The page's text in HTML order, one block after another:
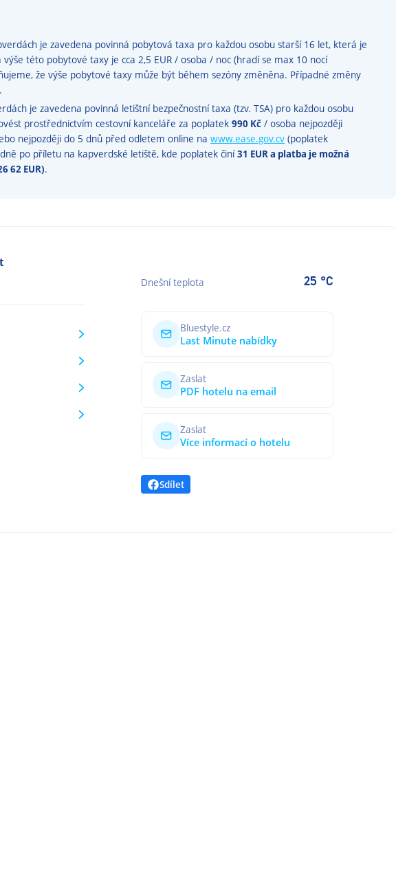
je zavedena povinná pobytová taxa pro každou osobu starší 16 let, která je
této pobytové taxy je cca 2,5 EUR / osoba / noc (hradí se max 10 nocí
že výše pobytové taxy může být během sezóny změněna. Případné změny
.
je zavedena povinná letištní bezpečnostní taxa (tzv. TSA) pro každou osobu
prostřednictvím cestovní kanceláře za poplatek 990 Kč / osoba nejpozději
nejpozději do 5 dnů před odletem online na www.ease.gov.cv (poplatek
po příletu na kapverdské letiště, kde poplatek činí31 EUR a platba je možná
62 EUR).
Dnešní teplota 25 °C
Bluestyle.cz
Last Minute nabídky
Zaslat
PDF hotelu na email
Zaslat
Více informací o hotelu
Sdílet